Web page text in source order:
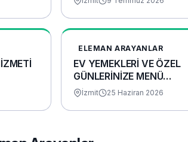
ELEMAN ARAYANLAR
EV YEMEKLERİ VE ÖZEL
GÜNLERİNİZE MENÜ
HAZIRLANIR
İzmit 25 Haziran 2026